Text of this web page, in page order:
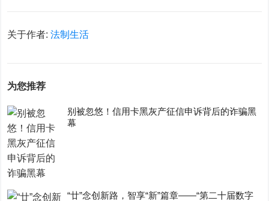
关于作者:法制生活
为您推荐
别被忽悠！信用卡黑灰产征信申诉背后的诈骗黑
幕
“廿”念创新路，智享“新”篇章——“第二十届数字